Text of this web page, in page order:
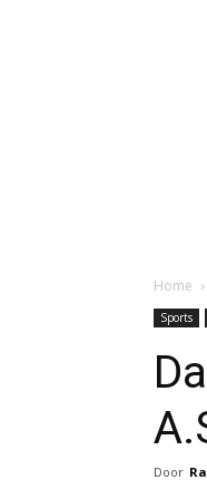
Home
Sports
Door